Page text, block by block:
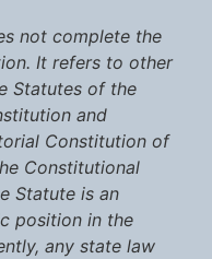
not complete the
It refers to other
Statutes of the
and
Constitution of
Constitutional
Statute is an
position in the
any state law